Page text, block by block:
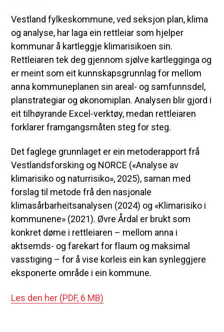
Vestland fylkeskommune, ved seksjon plan, klima
og analyse, har laga ein rettleiar som hjelper
kommunar å kartleggje klimarisikoen sin.
Rettleiaren tek deg gjennom sjølve kartlegginga og
er meint som eit kunnskapsgrunnlag for mellom
anna kommuneplanen sin areal- og samfunnsdel,
planstrategiar og økonomiplan. Analysen blir gjord i
eit tilhøyrande Excel-verktøy, medan rettleiaren
forklarer framgangsmåten steg for steg.
Det faglege grunnlaget er ein metoderapport frå
Vestlandsforsking og NORCE («Analyse av
klimarisiko og naturrisiko», 2025), saman med
forslag til metode frå den nasjonale
klimasårbarheitsanalysen (2024) og «Klimarisiko i
kommunene» (2021). Øvre Årdal er brukt som
konkret døme i rettleiaren – mellom anna i
aktsemds- og farekart for flaum og maksimal
vasstiging – for å vise korleis ein kan synleggjere
eksponerte område i ein kommune.
Les den her (PDF, 6 MB)